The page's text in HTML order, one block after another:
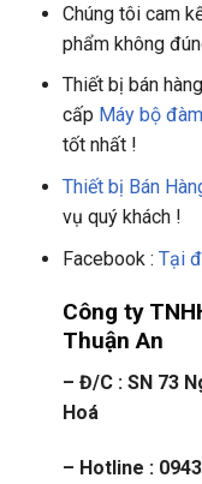
Chúng tôi cam
phẩm không
Thiết bị bán
cấp Máy bộ đàm
tốt nhất !
Thiết bị Bán
vụ quý khách !
Facebook : Tại
Công ty
Thuận An
– Đ/C : SN 73
Hoá
– Hotline :